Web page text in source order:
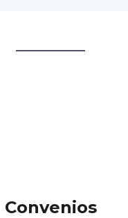
Convenios